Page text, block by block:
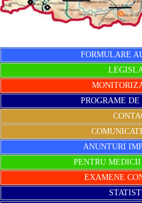
FORMULARE
PROGRAME DE
ANUNTURI
PENTRU
EXAMENE